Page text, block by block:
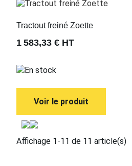
Tractout freiné Zoette
1 583,33 € HT
En stock
Voir le produit
Affichage 1-11 de 11 article(s)